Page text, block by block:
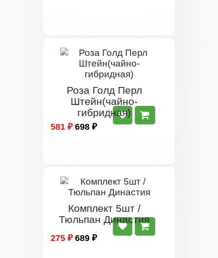
Роза Голд Перл
Штейн(чайно-
гибридная)
581 ₽ 698 ₽
Комплект 5шт /
Тюльпан Династия
275 ₽ 689 ₽